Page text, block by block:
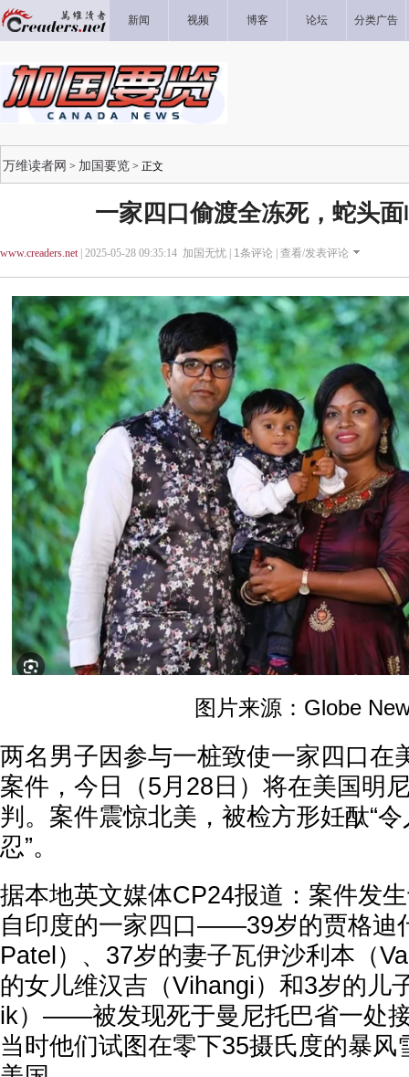
新闻 视频 博客 论坛 分类广告
万维读者网 > 加国要览 > 正文
一家四口偷渡全冻死，蛇头面
www.creaders.net| 2025-05-28 09:35:14 加国无忧 | 1条评论 | 查看/发表评论
图片来源：Globe
两名男子因参与一桩致使一家四口在
案件，今日（5月28日）将在美国明
判。案件震惊北美，被检方形妊酞“
忍”。
据本地英文媒体CP24报道：案件发
自印度的一家四口——39岁的贾格迪
Patel）、37岁的妻子瓦伊沙利本（
的女儿维汉吉（Vihangi）和3岁的儿
ik）——被发现死于曼尼托巴省一处
当时他们试图在零下35摄氏度的暴风